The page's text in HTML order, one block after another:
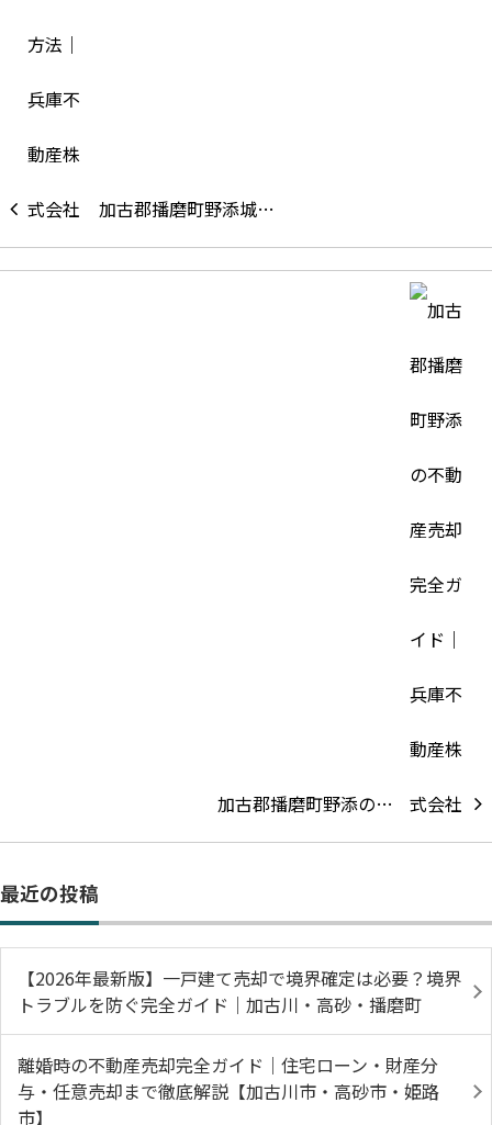
加古郡播磨町野添城…
加古郡播磨町野添の…
最近の投稿
【2026年最新版】一戸建て売却で境界確定は必要？境界
トラブルを防ぐ完全ガイド｜加古川・高砂・播磨町
離婚時の不動産売却完全ガイド｜住宅ローン・財産分
与・任意売却まで徹底解説【加古川市・高砂市・姫路
市】